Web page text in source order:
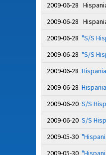
2009-06-28
2009-06-28
2009-06-28 "S/S
2009-06-28 "S/S
2009-06-28 Hispania
2009-06-28 Hispania
2009-06-20 S/S
2009-06-20 S/S
2009-05-30
2009-05-30